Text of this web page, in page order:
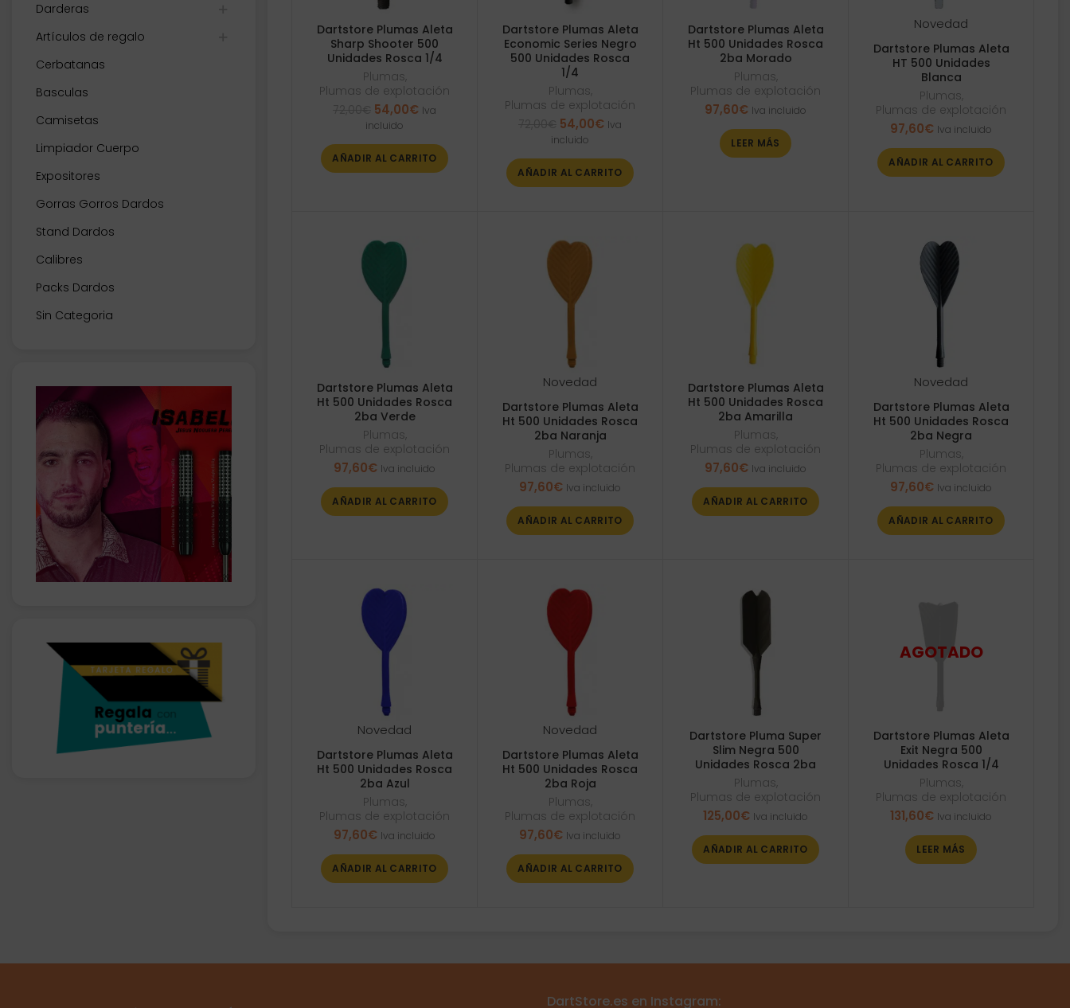
Darderas
Artículos de regalo
Cerbatanas
Basculas
Camisetas
Limpiador Cuerpo
Expositores
Gorras Gorros Dardos
Stand Dardos
Calibres
Packs Dardos
Sin Categoria
Dartstore Plumas Aleta
Sharp Shooter 500
Unidades Rosca 1/4
Plumas,
Plumas de explotación
El
precio
era:
72,00€.
54,00€El
es:
54,00€.
Iva
incluido
AÑADIR AL CARRITO
Dartstore Plumas Aleta
Economic Series Negro
500 Unidades Rosca
1/4
Plumas,
Plumas de explotación
El
precio
era:
72,00€.
54,00€El
es:
54,00€.
Iva
incluido
AÑADIR AL CARRITO
Dartstore Plumas Aleta
Ht 500 Unidades Rosca
2ba Morado
Plumas,
Plumas de explotación
97,60€ Iva incluido
LEER MÁS
Novedad
Dartstore Plumas Aleta
HT 500 Unidades
Blanca
Plumas,
Plumas de explotación
97,60€ Iva incluido
AÑADIR AL CARRITO
Dartstore Plumas Aleta
Ht 500 Unidades Rosca
2ba Verde
Plumas,
Plumas de explotación
97,60€ Iva incluido
AÑADIR AL CARRITO
Novedad
Dartstore Plumas Aleta
Ht 500 Unidades Rosca
2ba Naranja
Plumas,
Plumas de explotación
97,60€ Iva incluido
AÑADIR AL CARRITO
Dartstore Plumas Aleta
Ht 500 Unidades Rosca
2ba Amarilla
Plumas,
Plumas de explotación
97,60€ Iva incluido
AÑADIR AL CARRITO
Novedad
Dartstore Plumas Aleta
Ht 500 Unidades Rosca
2ba Negra
Plumas,
Plumas de explotación
97,60€ Iva incluido
AÑADIR AL CARRITO
Novedad
Dartstore Plumas Aleta
Ht 500 Unidades Rosca
2ba Azul
Plumas,
Plumas de explotación
97,60€ Iva incluido
AÑADIR AL CARRITO
Novedad
Dartstore Plumas Aleta
Ht 500 Unidades Rosca
2ba Roja
Plumas,
Plumas de explotación
97,60€ Iva incluido
AÑADIR AL CARRITO
Dartstore Pluma Super
Slim Negra 500
Unidades Rosca 2ba
Plumas,
Plumas de explotación
125,00€ Iva incluido
AÑADIR AL CARRITO
Dartstore Plumas Aleta
Exit Negra 500
Unidades Rosca 1/4
Plumas,
Plumas de explotación
131,60€ Iva incluido
LEER MÁS
DartStore.es en Instagram: